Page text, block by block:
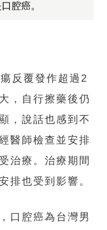
腔癌。
反覆發作超過2
，自行擦藥後仍
，說話也感到不
醫師檢查並安排
治療。治療期間
排也受到影響。
口腔癌為台灣男